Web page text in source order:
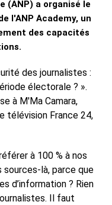
(ANP) a organisé le
l'ANP Academy, un
des capacités
des journalistes :
électorale ? ».
à M'Ma Camara,
télévision France 24,
à 100 % à nos
sources-là, parce que
d’information ? Rien
Il faut